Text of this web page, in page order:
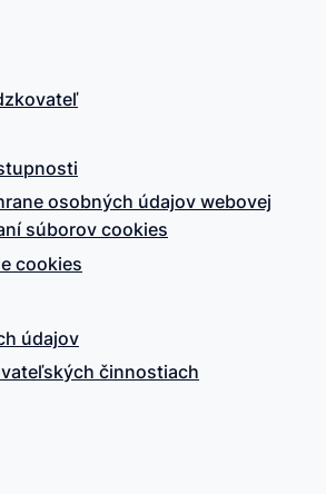
osobných údajov webovej
súborov cookies
cookies
údajov
činnostiach